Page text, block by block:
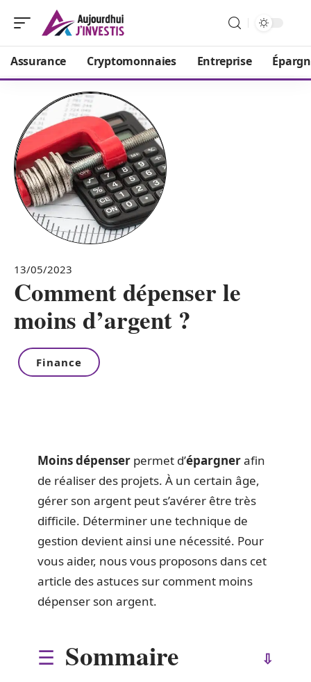
Assurance Cryptomonnaies Entreprise
13/05/2023
Comment dépenser le
moins d’argent ?
Finance
Moins dépenser permet d’épargnerafin
de réaliser des projets. À un certain âge,
gérer son argent peut s’avérer être très
difficile. Déterminer une technique de
gestion devient ainsi une nécessité. Pour
vous aider, nous vous proposons dans cet
article des astuces sur comment moins
dépenser son argent.
Sommaire